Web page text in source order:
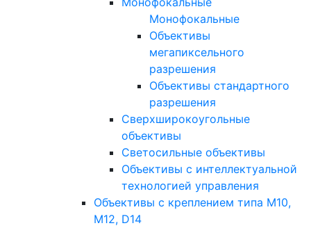
Монофокальные
Объективы
мегапиксельного
разрешения
Объективы стандартного
разрешения
Сверхширокоугольные
объективы
Светосильные объективы
Объективы с интеллектуальной
технологией управления
Объективы с креплением типа M10,
M12, D14